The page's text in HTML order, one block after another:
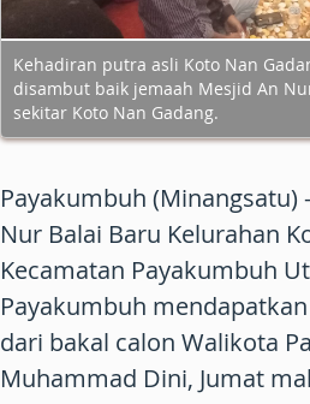
Kehadiran putra asli Koto Nan
disambut baik jemaah Mesjid An
sekitar Koto Nan Gadang.
Payakumbuh (Minangsatu)
Nur Balai Baru Kelurahan
Kecamatan Payakumbuh
Payakumbuh
dari bakal calon Walikota
Muhammad Dini, Jumat